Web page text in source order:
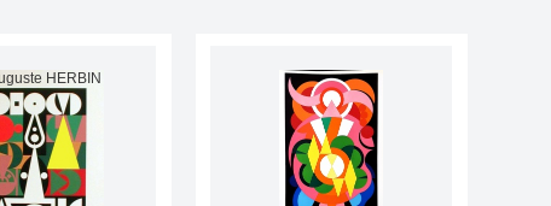
bénéficiez d’un droit d’accès, de rectification